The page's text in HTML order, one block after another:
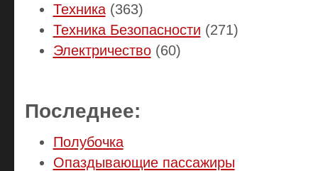
Техника(363)
Техника Безопасности (271)
Электричество(60)
Последнее:
Полубочка
Опаздывающие пассажиры